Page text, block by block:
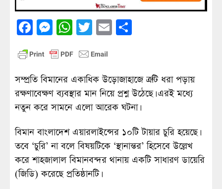
Facebook
Messenger
WhatsApp
Twitter
Email
সম্প্রতি বিমানের একাধিক উড়োজাহাজে ত্রুটি ধরা পড়ায়
রক্ষণাবেক্ষণ ব্যবস্থার মান নিয়ে প্রশ্ন উঠেছে। এরই মধ্যে
নতুন করে সামনে এলো আরেক ঘটনা।
বিমান বাংলাদেশ এয়ারলাইন্সের ১০টি টায়ার চুরি হয়েছে।
তবে ‘চুরি’ না বলে বিষয়টিকে ‘স্থানান্তর’ হিসেবে উল্লেখ
করে শাহজালাল বিমানবন্দর থানায় একটি সাধারণ ডায়েরি
(জিডি) করেছে প্রতিষ্ঠানটি।